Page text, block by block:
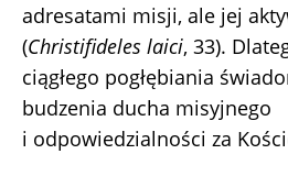
adresatami misji, ale jej
(Christifideles laici, 33).
ciągłego pogłębiania
budzenia ducha misyjnego
i odpowiedzialności za